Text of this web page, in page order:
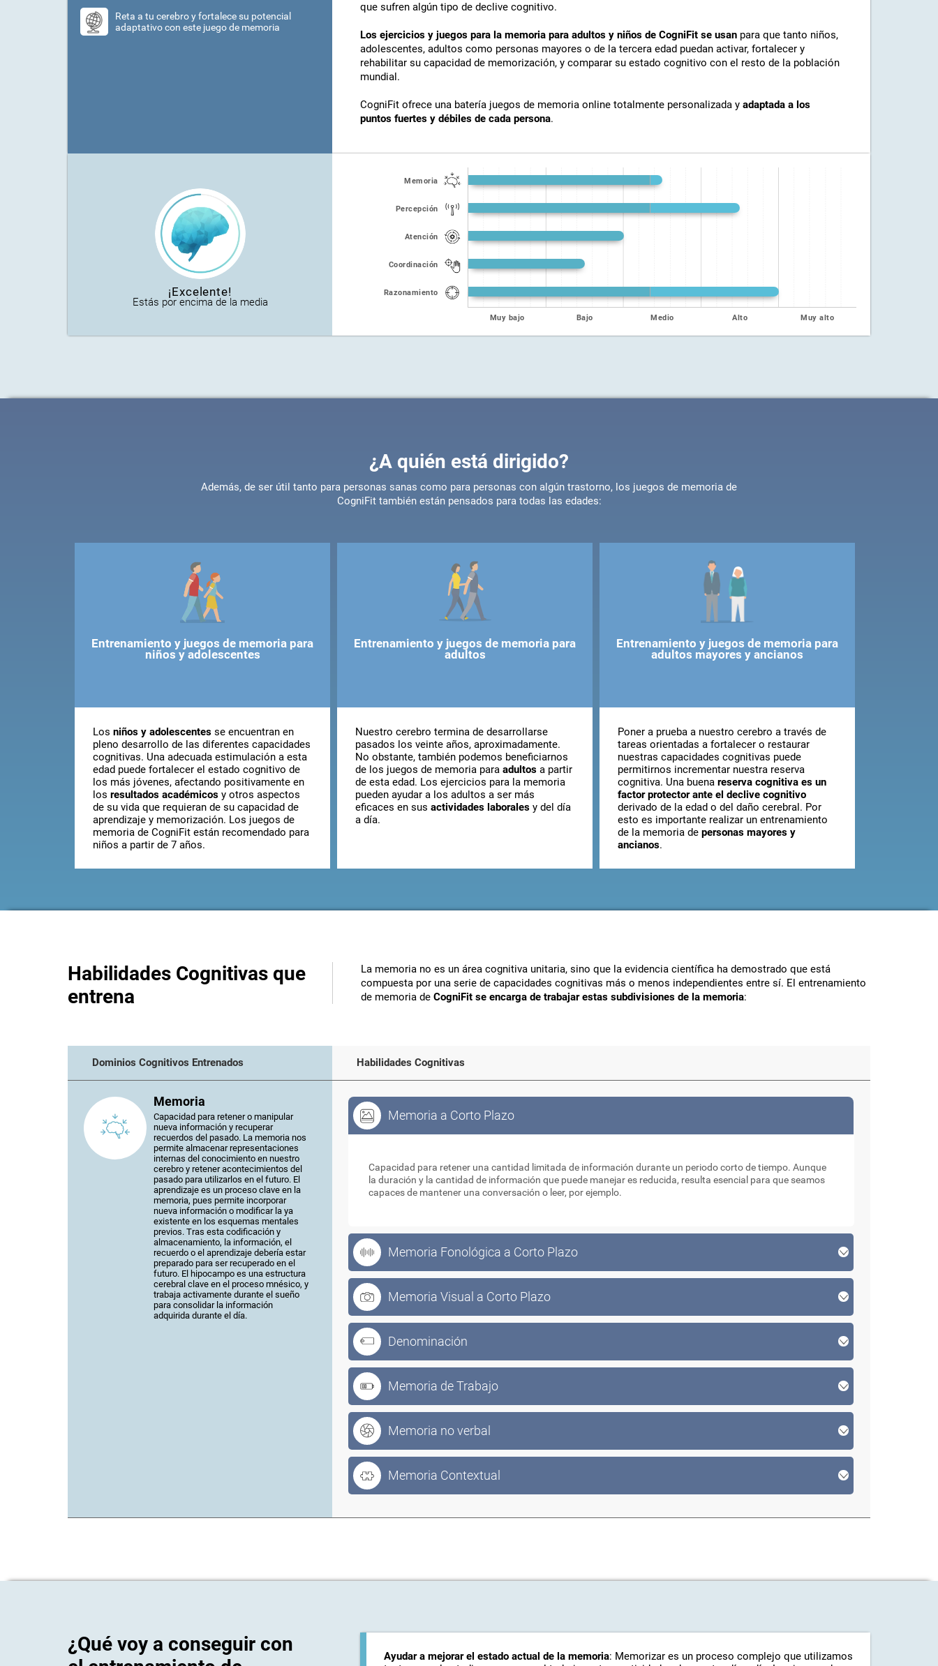
Reta a tu cerebro y fortalece su potencial
adaptativo con este juego de memoria
que sufren algún tipo de declive cognitivo.
Los ejercicios y juegos para la memoria para adultos y niños de CogniFit se usan para que tanto niños,
adolescentes, adultos como personas mayores o de la tercera edad puedan activar, fortalecer y
rehabilitar su capacidad de memorización, y comparar su estado cognitivo con el resto de la población
mundial.
CogniFit ofrece una batería juegos de memoria online totalmente personalizada y adaptada a los
puntos fuertes y débiles de cada persona.
¡Excelente!
Estás por encima de la media
Memoria
Percepción
Atención
Coordinación
Razonamiento
Muy bajo Bajo Medio Alto Muy alto
¿A quién está dirigido?
Además, de ser útil tanto para personas sanas como para personas con algún trastorno, los juegos de memoria de
CogniFit también están pensados para todas las edades:
Entrenamiento y juegos de memoria para
niños y adolescentes
Los niños y adolescentesse encuentran en
pleno desarrollo de las diferentes capacidades
cognitivas. Una adecuada estimulación a esta
edad puede fortalecer el estado cognitivo de
los más jóvenes, afectando positivamente en
los resultados académicosy otros aspectos
de su vida que requieran de su capacidad de
aprendizaje y memorización. Los juegos de
memoria de CogniFit están recomendado para
niños a partir de 7 años.
Entrenamiento y juegos de memoria para
adultos
Nuestro cerebro termina de desarrollarse
pasados los veinte años, aproximadamente.
No obstante, también podemos beneficiarnos
de los juegos de memoria para adultosa partir
de esta edad. Los ejercicios para la memoria
pueden ayudar a los adultos a ser más
eficaces en sus actividades laboralesy del día
a día.
Entrenamiento y juegos de memoria para
adultos mayores y ancianos
Poner a prueba a nuestro cerebro a través de
tareas orientadas a fortalecer o restaurar
nuestras capacidades cognitivas puede
permitirnos incrementar nuestra reserva
cognitiva. Una buena reserva cognitiva es un
factor protector ante el declive cognitivo
derivado de la edad o del daño cerebral. Por
esto es importante realizar un entrenamiento
de la memoria de personas mayores y
ancianos.
Habilidades Cognitivas que
entrena
La memoria no es un área cognitiva unitaria, sino que la evidencia científica ha demostrado que está
compuesta por una serie de capacidades cognitivas más o menos independientes entre sí. El entrenamiento
de memoria de CogniFit se encarga de trabajar estas subdivisiones de la memoria:
Dominios Cognitivos Entrenados Habilidades Cognitivas
Memoria
Capacidad para retener o manipular
nueva información y recuperar
recuerdos del pasado. La memoria nos
permite almacenar representaciones
internas del conocimiento en nuestro
cerebro y retener acontecimientos del
pasado para utilizarlos en el futuro. El
aprendizaje es un proceso clave en la
memoria, pues permite incorporar
nueva información o modificar la ya
existente en los esquemas mentales
previos. Tras esta codificación y
almacenamiento, la información, el
recuerdo o el aprendizaje debería estar
preparado para ser recuperado en el
futuro. El hipocampo es una estructura
cerebral clave en el proceso mnésico, y
trabaja activamente durante el sueño
para consolidar la información
adquirida durante el día.
Memoria a Corto Plazo
Capacidad para retener una cantidad limitada de información durante un periodo corto de tiempo. Aunque
la duración y la cantidad de información que puede manejar es reducida, resulta esencial para que seamos
capaces de mantener una conversación o leer, por ejemplo.
Memoria Fonológica a Corto Plazo
Memoria Visual a Corto Plazo
Denominación
Memoria de Trabajo
Memoria no verbal
Memoria Contextual
¿Qué voy a conseguir con
Ayudar a mejorar el estado actual de la memoria: Memorizar es un proceso complejo que utilizamos